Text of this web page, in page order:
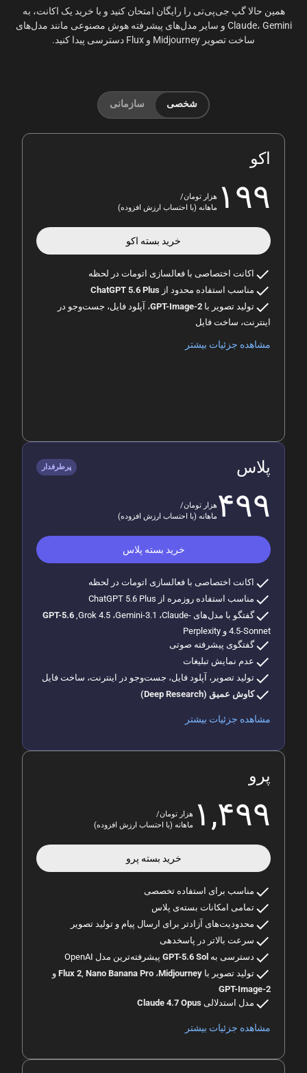
همین حالا گپ جی‌پی‌تی را رایگان امتحان کنید و با خرید یک اکانت، به
Claude، Gemini و سایر مدل‌های پیشرفته هوش مصنوعی مانند مدل‌های
ساخت تصویر Midjourney و Flux دسترسی پیدا کنید.
شخصی سازمانی
اکو
۱۹۹ هزار تومان/
ماهانه (با احتساب ارزش افزوده)
خرید بسته اکو
check اکانت اختصاصی با فعالسازی اتومات در لحظه
check مناسب استفاده محدود از ChatGPT 5.6 Plus
check تولید تصویر با GPT-Image-2، آپلود فایل، جست‌وجو در
اینترنت، ساخت فایل
مشاهده جزئیات بیشتر
پلاس پرطرفدار
۴۹۹ هزار تومان/
ماهانه (با احتساب ارزش افزوده)
خرید بسته پلاس
check اکانت اختصاصی با فعالسازی اتومات در لحظه
check مناسب استفاده روزمره از ChatGPT 5.6 Plus
checkگفتگو با مدل‌های GPT-5.6 ,Grok 4.5 ،Gemini-3.1 ،Claude-
4.5-Sonnet و Perplexity
checkگفتگوی پیشرفته صوتی
check عدم نمایش تبلیغات
check تولید تصویر، آپلود فایل، جست‌وجو در اینترنت، ساخت فایل
checkکاوش عمیق (Deep Research)
مشاهده جزئیات بیشتر
پرو
۱,۴۹۹ هزار تومان/
ماهانه (با احتساب ارزش افزوده)
خرید بسته پرو
check مناسب برای استفاده تخصصی
check تمامی امکانات بسته‌ی پلاس
check محدودیت‌های آزادتر برای ارسال پیام و تولید تصویر
check سرعت بالاتر در پاسخدهی
check دسترسی به GPT-5.6 Sol پیشرفته‌ترین مدل OpenAI
check تولید تصویر با Flux 2, Nano Banana Pro ،Midjourney
و
GPT-Image-2
check مدل استدلالی Claude 4.7 Opus
مشاهده جزئیات بیشتر